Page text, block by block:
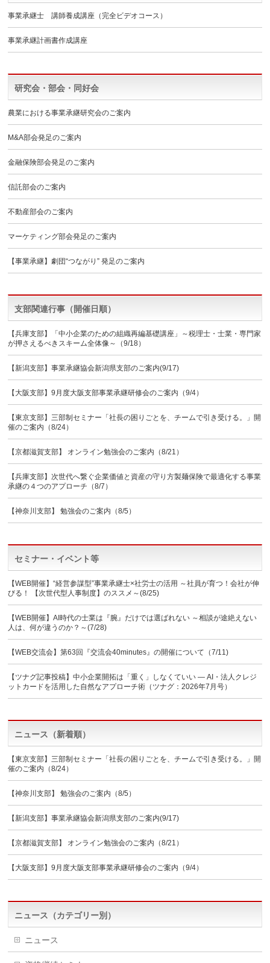
事業承継士 講師養成講座（完全ビデオコース）
事業承継計画書作成講座
研究会・部会・同好会
農業における事業承継研究会のご案内
M&A部会発足のご案内
金融保険部会発足のご案内
信託部会のご案内
不動産部会のご案内
マーケティング部会発足のご案内
【事業承継】劇団“つながり” 発足のご案内
支部関連行事（開催日順）
【兵庫支部】「中小企業のための組織再編基礎講座」～税理士・士業・専門家
が押さえるべきスキーム全体像～（9/18）
【新潟支部】事業承継協会新潟県支部のご案内(9/17)
【大阪支部】9月度大阪支部事業承継研修会のご案内（9/4）
【東京支部】三部制セミナー「社長の困りごとを、チームで引き受ける。」開
催のご案内（8/24）
【京都滋賀支部】 オンライン勉強会のご案内（8/21）
【兵庫支部】次世代へ繋ぐ企業価値と資産の守り方製麺保険で最適化する事業
承継の４つのアプローチ（8/7）
【神奈川支部】 勉強会のご案内（8/5）
セミナー・イベント等
【WEB開催】“経営参謀型”事業承継士×社労士の活用 ～社員が育つ！会社が伸
びる！ 【次世代型人事制度】のススメ～(8/25)
【WEB開催】AI時代の士業は『腕』だけでは選ばれない ～相談が途絶えない
人は、何が違うのか？～(7/28)
【WEB交流会】第63回『交流会40minutes』の開催について（7/11)
【ツナグ記事投稿】中小企業開拓は「重く」しなくていい ― AI・法人クレジ
ットカードを活用した自然なアプローチ術（ツナグ：2026年7月号）
ニュース（新着順）
【東京支部】三部制セミナー「社長の困りごとを、チームで引き受ける。」開
催のご案内（8/24）
【神奈川支部】 勉強会のご案内（8/5）
【新潟支部】事業承継協会新潟県支部のご案内(9/17)
【京都滋賀支部】 オンライン勉強会のご案内（8/21）
【大阪支部】9月度大阪支部事業承継研修会のご案内（9/4）
ニュース（カテゴリー別）
ニュース